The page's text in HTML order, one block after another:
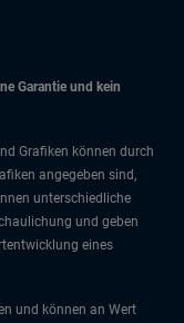
Garantie und kein
Grafiken können durch
angegeben sind,
unterschiedliche
und geben
eines
und können an Wert